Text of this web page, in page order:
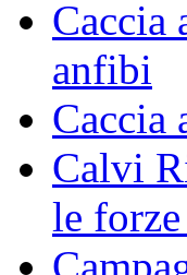
Caccia
anfibi
Caccia
Calvi
le